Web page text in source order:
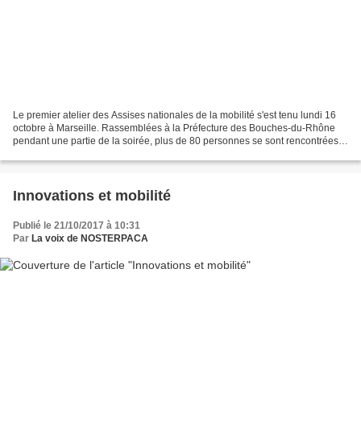
Le premier atelier des Assises nationales de la mobilité s'est tenu lundi 16
octobre à Marseille. Rassemblées à la Préfecture des Bouches-du-Rhône
pendant une partie de la soirée, plus de 80 personnes se sont rencontrées
Innovations et mobilité
Publié le 21/10/2017 à 10:31
Par La voix de NOSTERPACA